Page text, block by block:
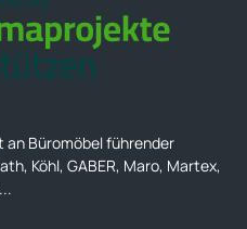
Büromöbel führender
Köhl, GABER, Maro, Martex,